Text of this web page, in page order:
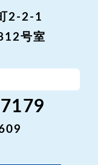
2-2-1
号室